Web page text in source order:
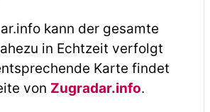
kann der gesamte
in Echtzeit verfolgt
Karte findet
von Zugradar.info.